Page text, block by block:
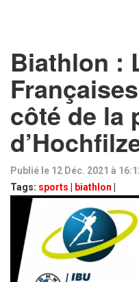
Biathlon :
côté de la
Publié le 12 Déc. 2021 à
Tags: sports biathlon